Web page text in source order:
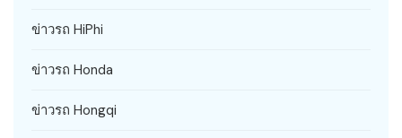
ข่าวรถ HiPhi
ข่าวรถ Honda
ข่าวรถ Hongqi